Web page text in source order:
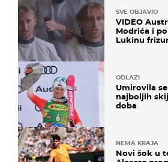
SVE OBJAVIO
VIDEO
Modrića i
Lukinu
ODLAZI
Umirovila
najboljih
doba
NEMA KRAJA
Novi šok u